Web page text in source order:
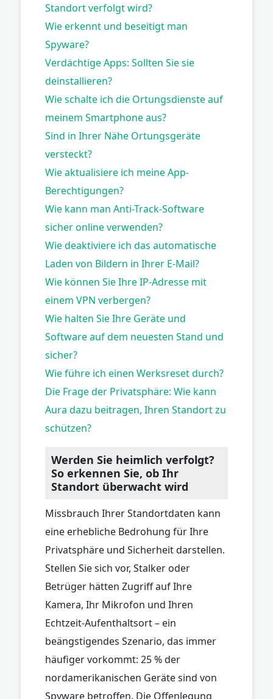
Standort verfolgt wird?
Wie erkennt und beseitigt man
Spyware?
Verdächtige Apps: Sollten Sie sie
deinstallieren?
Wie schalte ich die Ortungsdienste auf
meinem Smartphone aus?
Sind in Ihrer Nähe Ortungsgeräte
versteckt?
Wie aktualisiere ich meine App-
Berechtigungen?
Wie kann man Anti-Track-Software
sicher online verwenden?
Wie deaktiviere ich das automatische
Laden von Bildern in Ihrer E-Mail?
Wie können Sie Ihre IP-Adresse mit
einem VPN verbergen?
Wie halten Sie Ihre Geräte und
Software auf dem neuesten Stand und
sicher?
Wie führe ich einen Werksreset durch?
Die Frage der Privatsphäre: Wie kann
Aura dazu beitragen, Ihren Standort zu
schützen?
Werden Sie heimlich verfolgt?
So erkennen Sie, ob Ihr
Standort überwacht wird
Missbrauch Ihrer Standortdaten kann
eine erhebliche Bedrohung für Ihre
Privatsphäre und Sicherheit darstellen.
Stellen Sie sich vor, Stalker oder
Betrüger hätten Zugriff auf Ihre
Kamera, Ihr Mikrofon und Ihren
Echtzeit-Aufenthaltsort – ein
beängstigendes Szenario, das immer
häufiger vorkommt: 25 % der
nordamerikanischen Geräte sind von
Spyware betroffen. Die Offenlegung